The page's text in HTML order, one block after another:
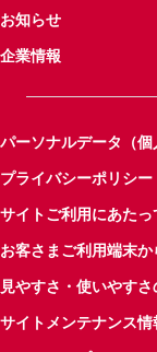
お知らせ
企業情報
パーソナルデータ（
プライバシーポリシー
サイトご利用にあたっ
お客さまご利用端末
見やすさ・使いやすさ
サイトメンテナンス情